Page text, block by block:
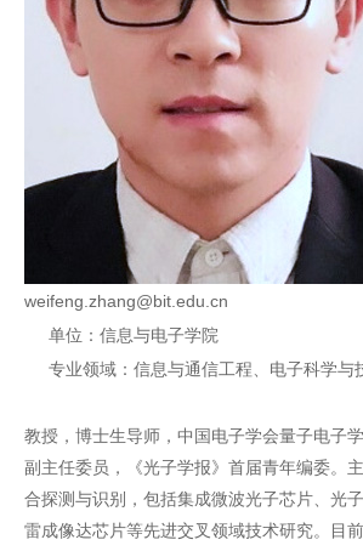
weifeng.zhang@bit.edu.cn
单位：信息与电子学院
专业领域：信息与通信工程、电子科学与
教授，博士生导师，中国电子学会量子电子
副主任委员，《光子学报》首届青年编委。
合探测与识别，包括集成微波光子芯片、光
雷成像达芯片等先进交叉领域技术研究。目